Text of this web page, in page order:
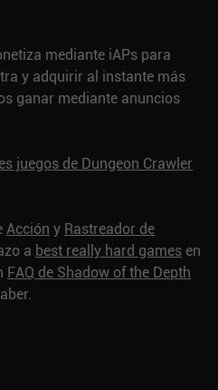
mediante iAPs para
y adquirir al instante más
ganar mediante anuncios
juegos de Dungeon Crawler
Acción y Rastreador de
a best really hard games en
FAQ de Shadow of the Depth